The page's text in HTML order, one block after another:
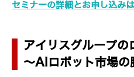
セミナーの詳細とお申し込み
アイリスグループの
～AIロボット市場の